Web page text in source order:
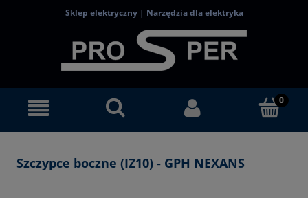
Sklep elektryczny | Narzędzia dla elektryka
Szczypce boczne (IZ10) - GPH NEXANS